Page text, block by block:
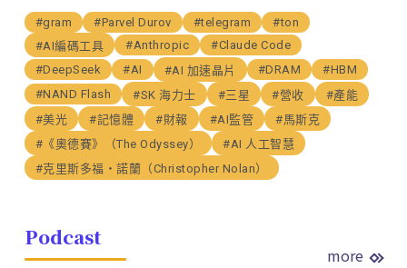
#gram #Parvel Durov #telegram
#ton
#AI編碼工具
#Anthropic
#Claude Code
#DeepSeek
#AI #AI 加速晶片 #DRAM
#HBM
#NAND Flash
#SK 海力士 #三星 #營收
#產能
#美光
#記憶體 #財報 #AI監管
#馬斯克
#《奧德賽》（The Odyssey）
#AI 人工智慧
#克里斯多福・諾蘭（Christopher Nolan）
Podcast
more